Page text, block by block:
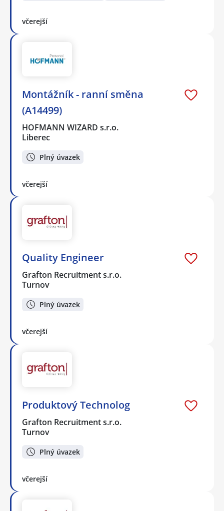
včerejší
Montážník - ranní směna
(A14499)
HOFMANN WIZARD s.r.o.
Liberec
Plný úvazek
včerejší
Quality Engineer
Grafton Recruitment s.r.o.
Turnov
Plný úvazek
včerejší
Produktový Technolog
Grafton Recruitment s.r.o.
Turnov
Plný úvazek
včerejší